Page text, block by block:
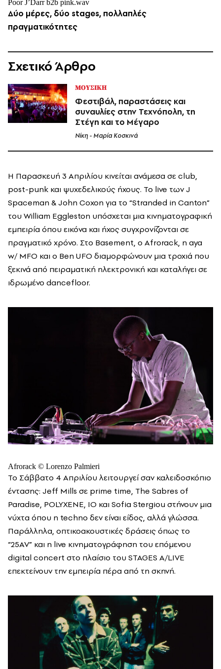
Poor J’Darr b2b pink.wav
Δύο μέρες, δύο stages, πολλαπλές
πραγματικότητες
Σχετικό Άρθρο
ΜΟΥΣΙΚΗ
Φεστιβάλ, παραστάσεις και
συναυλίες στην Τεχνόπολη, τη
Στέγη και το Μέγαρο
Νίκη - Μαρία Κοσκινά
Η Παρασκευή 3 Απριλίου κινείται ανάμεσα σε club,
post-punk και ψυχεδελικούς ήχους. Το live των J
Spaceman & John Coxon για το “Stranded in Canton”
του William Eggleston υπόσχεται μια κινηματογραφική
εμπειρία όπου εικόνα και ήχος συγχρονίζονται σε
πραγματικό χρόνο. Στο Basement, ο Afrorack, η aya
w/ MFO και ο Ben UFO διαμορφώνουν μια τροχιά που
ξεκινά από πειραματική ηλεκτρονική και καταλήγει σε
ιδρωμένο dancefloor.
Afrorack © Lorenzo Palmieri
Το Σάββατο 4 Απριλίου λειτουργεί σαν καλειδοσκόπιο
έντασης: Jeff Mills σε prime time, The Sabres of
Paradise, POLYXENE, IO και Sofia Stergiou στήνουν μια
νύχτα όπου η techno δεν είναι είδος, αλλά γλώσσα.
Παράλληλα, οπτικοακουστικές δράσεις όπως το
“25AV” και η live κινηματογράφηση του επόμενου
digital concert στο πλαίσιο του STAGES A/LIVE
επεκτείνουν την εμπειρία πέρα από τη σκηνή.